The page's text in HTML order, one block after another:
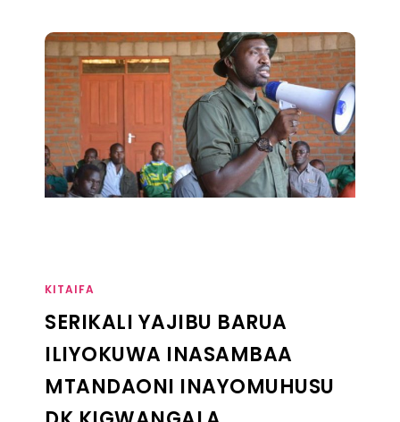
KITAIFA
SERIKALI YAJIBU BARUA
ILIYOKUWA INASAMBAA
MTANDAONI INAYOMUHUSU